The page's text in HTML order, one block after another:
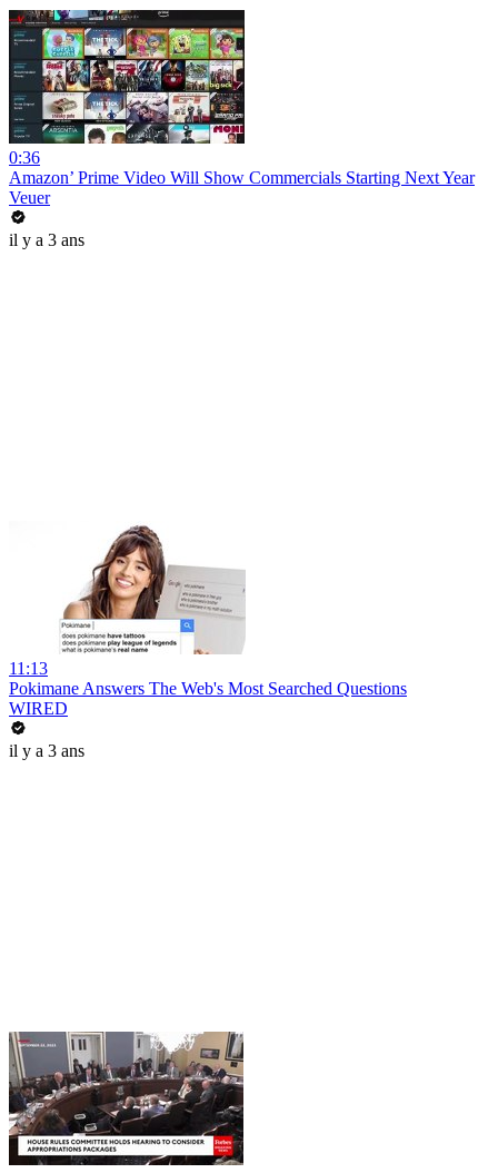
0:36
Amazon’ Prime Video Will Show Commercials Starting Next Year
Veuer
il y a 3 ans
11:13
Pokimane Answers The Web's Most Searched Questions
WIRED
il y a 3 ans